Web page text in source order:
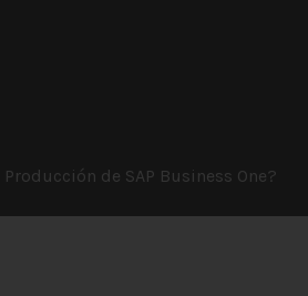
de SAP Business One?